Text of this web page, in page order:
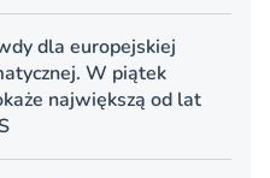
dla europejskiej
W piątek
największą od lat